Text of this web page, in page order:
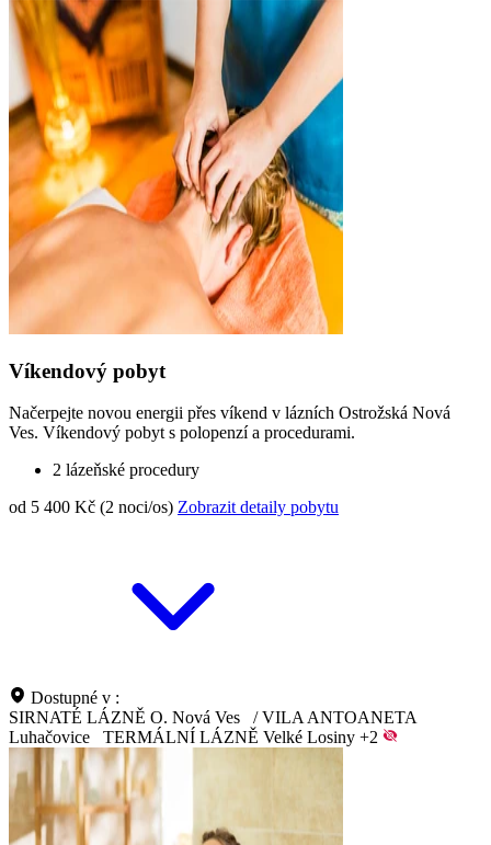
Víkendový pobyt
Načerpejte novou energii přes víkend v lázních Ostrožská Nová
Ves. Víkendový pobyt s polopenzí a procedurami.
2 lázeňské procedury
od 5 400 Kč (2 noci/os) Zobrazit detaily pobytu
Dostupné v :
SIRNATÉ LÁZNĚ O. Nová Ves
/ VILA ANTOANETA
Luhačovice
TERMÁLNÍ LÁZNĚ Velké Losiny +2